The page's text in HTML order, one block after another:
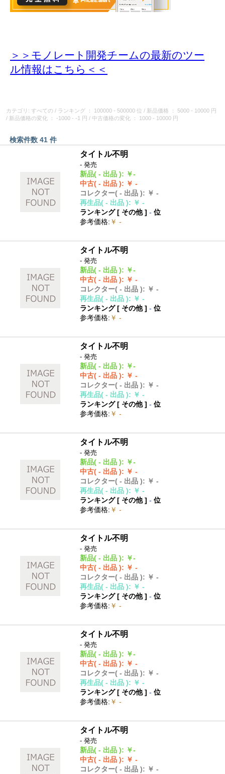
＞＞モノレート開発チームの最新のツー
ル情報はこちら＜＜
カテゴリ: すべての / ランキング ： 100000 - 500000 位 / 新品価格
： 5000 - 10000 円
/ 新品価格の変化 ： -1000 - -1 円 / 中古価格の変化 ： 1000 - 10000 円
検索件数 41 件
タイトル不明
- 発売
新品( - 出品 ): ￥-
中古( - 出品 ): ￥ -
コレクター( - 出品 ): ￥ -
再生品( - 出品 ): ￥ -
ランキング [ その他]- 位
参考価格: ￥ -
タイトル不明
- 発売
新品( - 出品 ): ￥-
中古( - 出品 ): ￥ -
コレクター( - 出品 ): ￥ -
再生品( - 出品 ): ￥ -
ランキング [ その他]- 位
参考価格: ￥ -
タイトル不明
- 発売
新品( - 出品 ): ￥-
中古( - 出品 ): ￥ -
コレクター( - 出品 ): ￥ -
再生品( - 出品 ): ￥ -
ランキング [ その他]- 位
参考価格: ￥ -
タイトル不明
- 発売
新品( - 出品 ): ￥-
中古( - 出品 ): ￥ -
コレクター( - 出品 ): ￥ -
再生品( - 出品 ): ￥ -
ランキング [ その他]- 位
参考価格: ￥ -
タイトル不明
- 発売
新品( - 出品 ): ￥-
中古( - 出品 ): ￥ -
コレクター( - 出品 ): ￥ -
再生品( - 出品 ): ￥ -
ランキング [ その他]- 位
参考価格: ￥ -
タイトル不明
- 発売
新品( - 出品 ): ￥-
中古( - 出品 ): ￥ -
コレクター( - 出品 ): ￥ -
再生品( - 出品 ): ￥ -
ランキング [ その他]- 位
参考価格: ￥ -
タイトル不明
- 発売
新品( - 出品 ): ￥-
中古( - 出品 ): ￥ -
コレクター( - 出品 ): ￥ -